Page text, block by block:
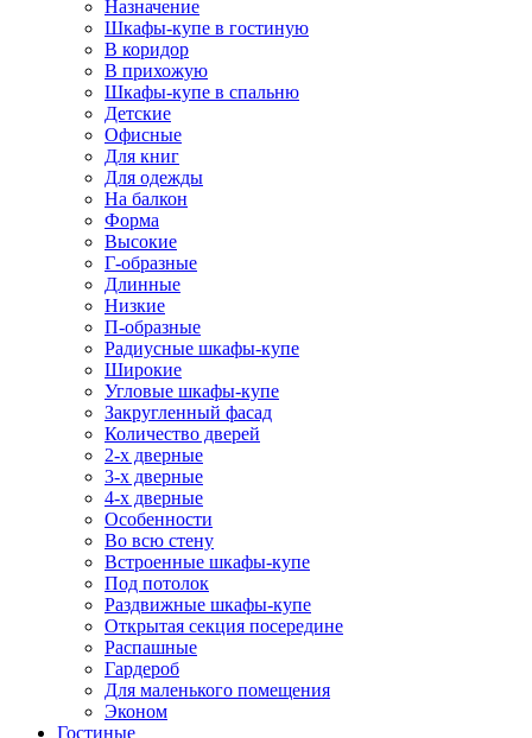
Назначение
Шкафы-купе в гостиную
В коридор
В прихожую
Шкафы-купе в спальню
Детские
Офисные
Для книг
Для одежды
На балкон
Форма
Высокие
Г-образные
Длинные
Низкие
П-образные
Радиусные шкафы-купе
Широкие
Угловые шкафы-купе
Закругленный фасад
Количество дверей
2-х дверные
3-х дверные
4-х дверные
Особенности
Во всю стену
Встроенные шкафы-купе
Под потолок
Раздвижные шкафы-купе
Открытая секция посередине
Распашные
Гардероб
Для маленького помещения
Эконом
Гостиные